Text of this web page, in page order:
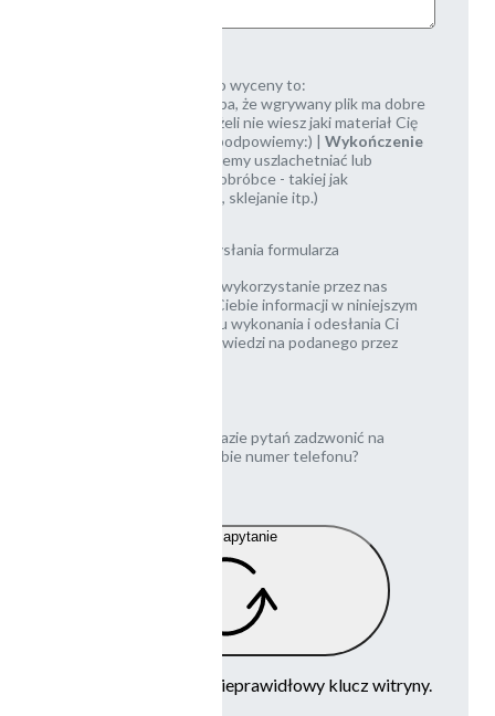
Przydatne informacje do wyceny to:
(chyba, że wgrywany plik ma dobre
(jeżeli nie wiesz jaki materiał Cię
interesuje, spokojnie - podpowiemy:) | Wykończenie
(niektóre materiały możemy uszlachetniać lub
poddawać dodatkowej obróbce - takiej jak
laminowanie, bigowanie, sklejanie itp.)
Zgody potrzebne do wysłania formularza
Zgadzasz się na wykorzystanie przez nas
podanych przez Ciebie informacji w niniejszym
formularzu, w celu wykonania i odesłania Ci
wyceny, lub odpowiedzi na podanego przez
Czy możemy w razie pytań zadzwonić na
podany przez Ciebie numer telefonu?
Wyślij zapytanie
Google reCaptcha: Nieprawidłowy klucz witryny.